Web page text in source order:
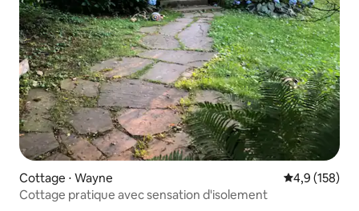
Cottage ⋅ Wayne Évaluation
4,9 (158)
Cottage pratique avec sensation d'isolement